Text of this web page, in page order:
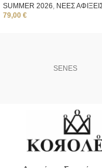
SUMMER 2026, ΝΕΕΣ
79,00 €
SENES